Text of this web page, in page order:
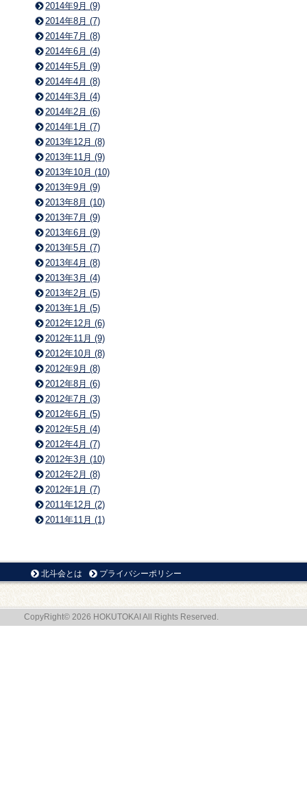
2014年9月 (9)
2014年8月 (7)
2014年7月 (8)
2014年6月 (4)
2014年5月 (9)
2014年4月 (8)
2014年3月 (4)
2014年2月 (6)
2014年1月 (7)
2013年12月 (8)
2013年11月 (9)
2013年10月 (10)
2013年9月 (9)
2013年8月 (10)
2013年7月 (9)
2013年6月 (9)
2013年5月 (7)
2013年4月 (8)
2013年3月 (4)
2013年2月 (5)
2013年1月 (5)
2012年12月 (6)
2012年11月 (9)
2012年10月 (8)
2012年9月 (8)
2012年8月 (6)
2012年7月 (3)
2012年6月 (5)
2012年5月 (4)
2012年4月 (7)
2012年3月 (10)
2012年2月 (8)
2012年1月 (7)
2011年12月 (2)
2011年11月 (1)
北斗会とは プライバシーポリシー
CopyRight© 2026 HOKUTOKAI All Rights Reserved.